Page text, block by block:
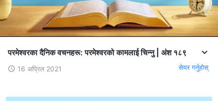
परमेश्‍वरका दैनिक वचनहरू: परमेश्‍वरको कामलाई चिन्‍नु | अंश १८९
16 अप्रिल 2021 सेयर गर्नुहोस्